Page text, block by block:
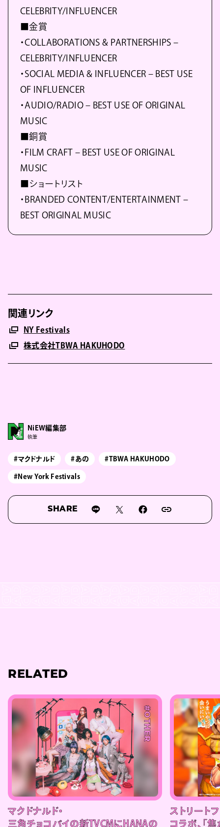
CELEBRITY/INFLUENCER
■金賞
・COLLABORATIONS & PARTNERSHIPS –
CELEBRITY/INFLUENCER
・SOCIAL MEDIA & INFLUENCER – BEST USE
OF INFLUENCER
・AUDIO/RADIO – BEST USE OF ORIGINAL
MUSIC
■銅賞
・FILM CRAFT – BEST USE OF ORIGINAL
MUSIC
■ショートリスト
・BRANDED CONTENT/ENTERTAINMENT –
BEST ORIGINAL MUSIC
関連リンク
NY Festivals
株式会社TBWA HAKUHODO
NiEW編集部
執筆
#マクドナルド #あの #TBWA HAKUHODO
#New York Festivals
SHARE
RELATED
#OTHER
マクドナルド・
三角チョコパイの新TVCMにHANAの
ストリート
コラボ、「